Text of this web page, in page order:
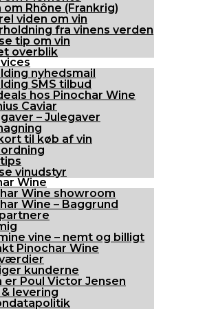
om Rhône (Frankrig)
viden om vin
fra vinens verden
tip om vin
overblik
nyhedsmail
SMS tilbud
hos Pinochar Wine
Caviar
– Julegaver
til køb af vin
vinudstyr
Wine
Wine showroom
Wine – Baggrund
vine – nemt og billigt
Pinochar Wine
værdier
kunderne
er Poul Victor Jensen
& levering